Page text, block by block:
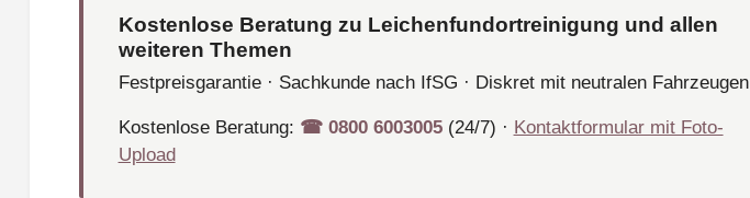
Kostenlose Beratung zu Leichenfundortreinigung und allen
weiteren Themen
Festpreisgarantie · Sachkunde nach IfSG · Diskret mit neutralen Fahrzeugen
Kostenlose Beratung: ☎︎ 0800 6003005(24/7) · Kontaktformular mit Foto-
Upload